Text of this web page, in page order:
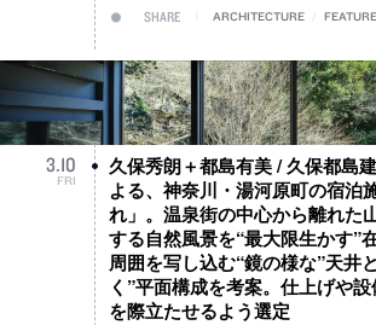
SHARE ARCHITECTURE FEATURE
3.10
FRI
久保秀朗＋都島有美 / 久保都島
よる、神奈川・湯河原町の宿泊
れ」。温泉街の中心から離れた
する自然風景を“最大限生かす”
周囲を写し込む“鏡の様な”天井
く”平面構成を考案。仕上げや
を際立たせるよう選定